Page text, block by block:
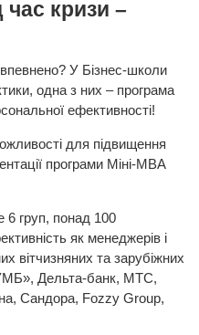
час кризи –
У Бізнес-школи
одна з них – програма
ефективності!
для підвищення
програми Міні-МВА
6 груп, понад 100
як менеджерів і
вітчизняних та зарубіжних
Дельта-банк, МТС,
Сандора, Fozzy Group,